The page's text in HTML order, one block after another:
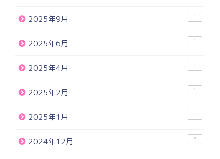
2025年9月 1
2025年6月 1
2025年4月 1
2025年2月 1
2025年1月 1
2024年12月 5